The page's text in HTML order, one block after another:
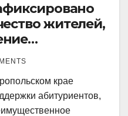
жителей,
с
в
в районе.
крае
абитуриентов,